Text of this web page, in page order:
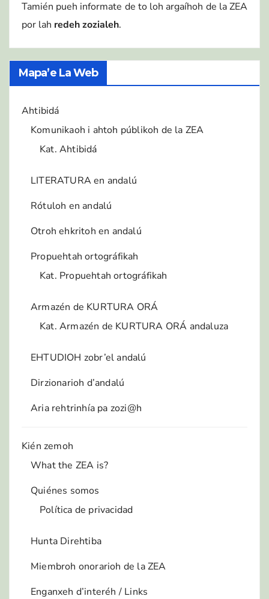
Tamién pueh informate de to loh argaíhoh de la ZEA
por lah redeh zozialeh.
Mapa’e La Web
Ahtibidá
Komunikaoh i ahtoh públikoh de la ZEA
Kat. Ahtibidá
LITERATURA en andalú
Rótuloh en andalú
Otroh ehkritoh en andalú
Propuehtah ortográfikah
Kat. Propuehtah ortográfikah
Armazén de KURTURA ORÁ
Kat. Armazén de KURTURA ORÁ andaluza
EHTUDIOH zobr’el andalú
Dirzionarioh d’andalú
Aria rehtrinhía pa zozi@h
Kién zemoh
What the ZEA is?
Quiénes somos
Política de privacidad
Hunta Direhtiba
Miembroh onorarioh de la ZEA
Enganxeh d’interéh / Links